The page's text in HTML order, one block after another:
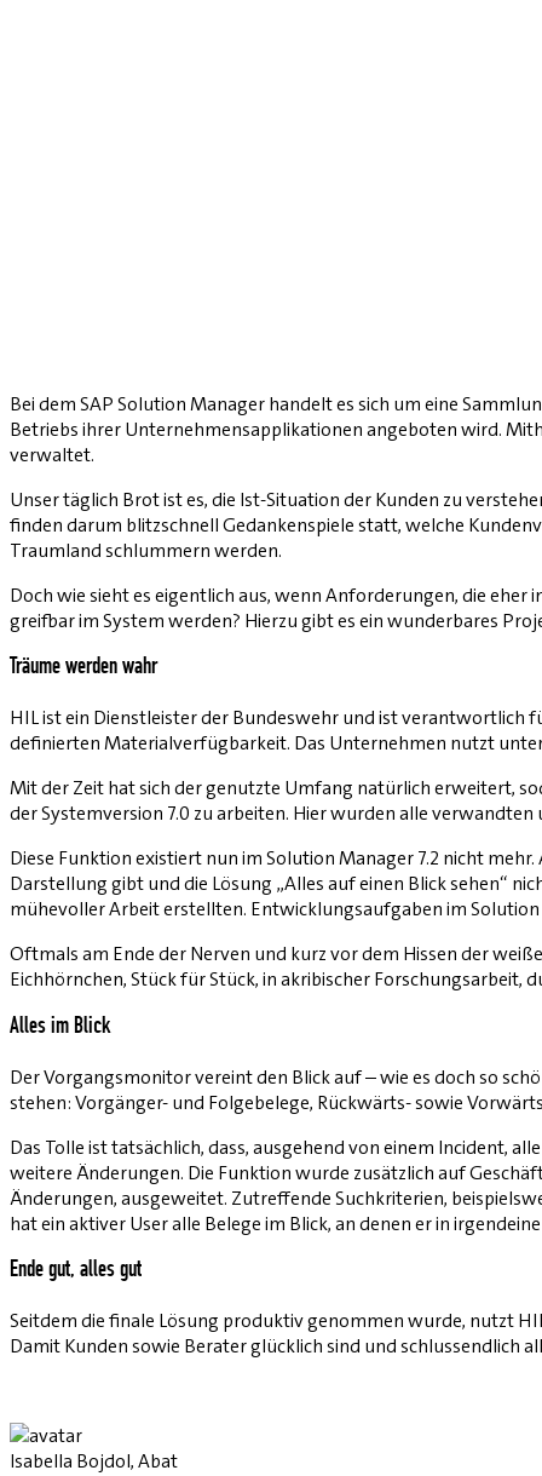
Bei dem SAP Solution Manager handelt es sich um eine
Betriebs ihrer Unternehmensapplikationen angeboten wird.
verwaltet.
Unser täglich Brot ist es, die Ist-Situation der Kunden zu
finden darum blitzschnell Gedankenspiele statt, welche
Traumland schlummern werden.
Doch wie sieht es eigentlich aus, wenn Anforderungen, die
greifbar im System werden? Hierzu gibt es ein wunderbares
Träume werden wahr
HIL ist ein Dienstleister der Bundeswehr und ist verantwortlich
definierten Materialverfügbarkeit. Das Unternehmen nutzt
Mit der Zeit hat sich der genutzte Umfang natürlich erweitert,
der Systemversion 7.0 zu arbeiten. Hier wurden alle
Diese Funktion existiert nun im Solution Manager 7.2 nicht
Darstellung gibt und die Lösung „Alles auf einen Blick sehen“
mühevoller Arbeit erstellten. Entwicklungsaufgaben im
Oftmals am Ende der Nerven und kurz vor dem Hissen der
Eichhörnchen, Stück für Stück, in akribischer Forschungsarbeit,
Alles im Blick
Der Vorgangsmonitor vereint den Blick auf – wie es doch so
stehen: Vorgänger- und Folgebelege, Rückwärts- sowie
Das Tolle ist tatsächlich, dass, ausgehend von einem Incident,
weitere Änderungen. Die Funktion wurde zusätzlich auf
Änderungen, ausgeweitet. Zutreffende Suchkriterien,
hat ein aktiver User alle Belege im Blick, an denen er in
Ende gut, alles gut
Seitdem die finale Lösung produktiv genommen wurde, nutzt
Damit Kunden sowie Berater glücklich sind und schlussendlich
Isabella Bojdol, Abat